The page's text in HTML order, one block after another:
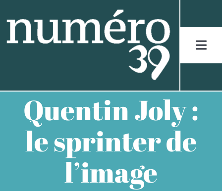
LES JURASSIENS
LES RÉCITS
Quentin Joly :
le sprinter de
l’image